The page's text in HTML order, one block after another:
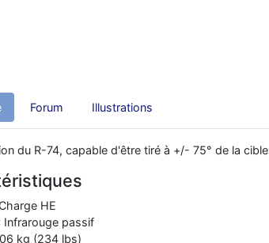
Forum Illustrations
du R-74, capable d'être tiré à +/- 75° de la cible
HE
Infrarouge passif
kg (234 lbs)